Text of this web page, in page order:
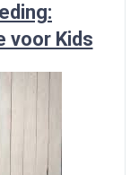
voor Kids